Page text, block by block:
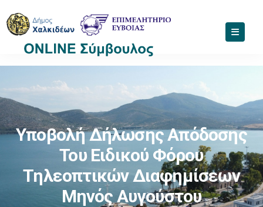
Υποβολή Δήλωσης Απόδοσης
Του Ειδικού Φόρου
Τηλεοπτικών Διαφημίσεων
Μηνός Αυγούστου